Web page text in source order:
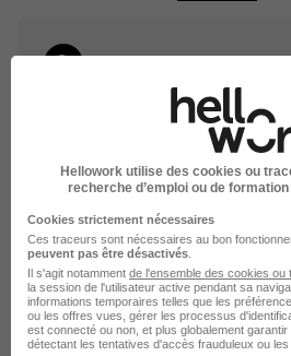
Élargissez votre recherche de
Emploi
Entreprise Conseiller de vente
Hellowork utilise des cookies ou
recherche d’emploi ou de
Cookies strictement nécessaires
Ces traceurs sont nécessaires au bon
peuvent pas être désactivés
Il s'agit notamment de l'ensemble des cookies ou
la session de l'utilisateur active pendant sa
informations temporaires telles que les
ou les offres vues, gérer les processus
est connecté ou non, et plus globalement
détectant les tentatives d'accès frauduleux ou les